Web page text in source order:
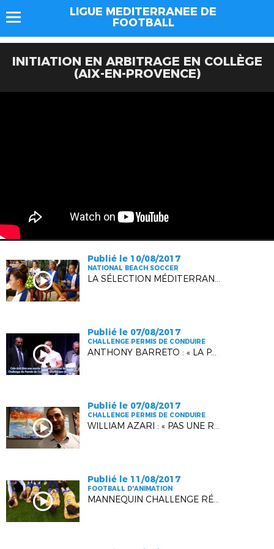
LIGUE MEDITERRANEE DE
FOOTBALL
INITIATION EN ARBITRAGE EN COLLÈGE
(AIX-EN-PROVENCE)
Publié le 10/08/2017
NATIONAL BEACH SOCCER
LA SÉLECTION MÉDITERRANÉENNE EN LIVE !
Publié le 07/08/2017
CHALLENGE PERMIS DE CONDUIRE
ANTHONY BARRETO : « LA PASSION AVANT TOUT ! »
Publié le 07/08/2017
CHALLENGE PERMIS DE CONDUIRE
WILLIAM AZARI : « PAS UNE RÉCOMPENSE INDIVIDUELLE ! »
Publié le 11/08/2017
FOOTBALL D'ANIMATION
MANNEQUIN CHALLENGE RÉGIONAL U11 !